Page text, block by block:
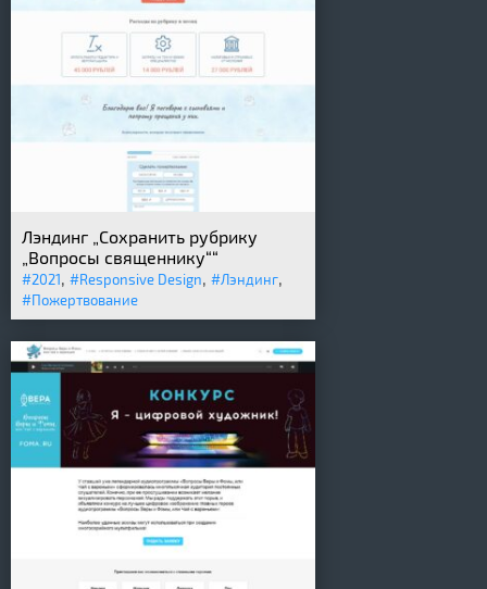
Лэндинг „Сохранить рубрику
„Вопросы священнику““
#2021, #Responsive Design, #Лэндинг,
#Пожертвование